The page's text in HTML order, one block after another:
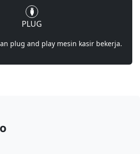
PLUG
plug and play mesin kasir bekerja.